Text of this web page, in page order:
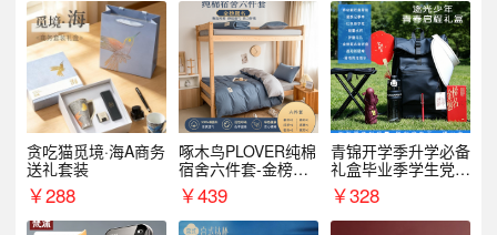
贪吃猫觅境·海A商务
送礼套装
￥288
啄木鸟PLOVER纯棉
宿舍六件套-金榜题
名
￥439
青锦开学季升学必备
礼盒毕业季学生党户
外出行备考装备礼品
￥328